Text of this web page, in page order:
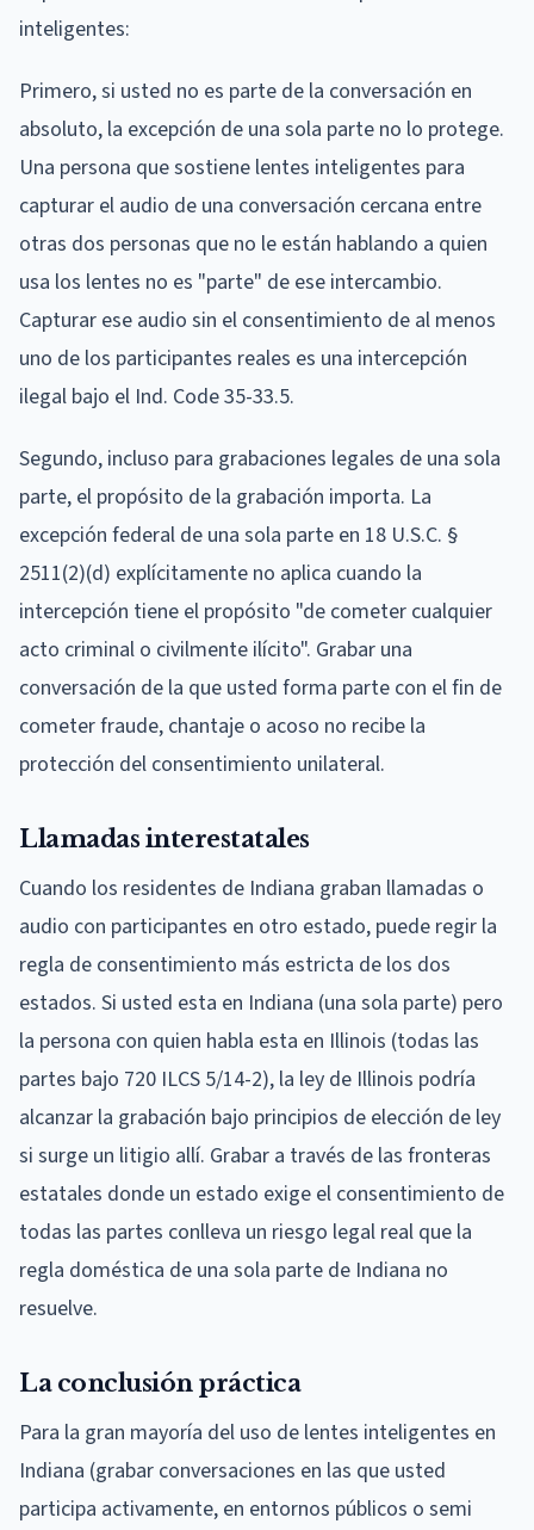
inteligentes:
Primero, si usted no es parte de la conversación en
absoluto, la excepción de una sola parte no lo protege.
Una persona que sostiene lentes inteligentes para
capturar el audio de una conversación cercana entre
otras dos personas que no le están hablando a quien
usa los lentes no es "parte" de ese intercambio.
Capturar ese audio sin el consentimiento de al menos
uno de los participantes reales es una intercepción
ilegal bajo el Ind. Code 35-33.5.
Segundo, incluso para grabaciones legales de una sola
parte, el propósito de la grabación importa. La
excepción federal de una sola parte en 18 U.S.C. §
2511(2)(d) explícitamente no aplica cuando la
intercepción tiene el propósito "de cometer cualquier
acto criminal o civilmente ilícito". Grabar una
conversación de la que usted forma parte con el fin de
cometer fraude, chantaje o acoso no recibe la
protección del consentimiento unilateral.
Llamadas interestatales
Cuando los residentes de Indiana graban llamadas o
audio con participantes en otro estado, puede regir la
regla de consentimiento más estricta de los dos
estados. Si usted esta en Indiana (una sola parte) pero
la persona con quien habla esta en Illinois (todas las
partes bajo 720 ILCS 5/14-2), la ley de Illinois podría
alcanzar la grabación bajo principios de elección de ley
si surge un litigio allí. Grabar a través de las fronteras
estatales donde un estado exige el consentimiento de
todas las partes conlleva un riesgo legal real que la
regla doméstica de una sola parte de Indiana no
resuelve.
La conclusión práctica
Para la gran mayoría del uso de lentes inteligentes en
Indiana (grabar conversaciones en las que usted
participa activamente, en entornos públicos o semi